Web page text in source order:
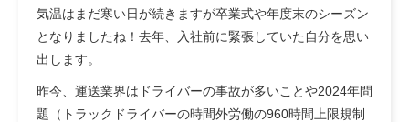
気温はまだ寒い日が続きますが卒業式や年度末のシーズン
となりましたね！去年、入社前に緊張していた自分を思い
出します。
昨今、運送業界はドライバーの事故が多いことや2024年問
題（トラックドライバーの時間外労働の960時間上限規制